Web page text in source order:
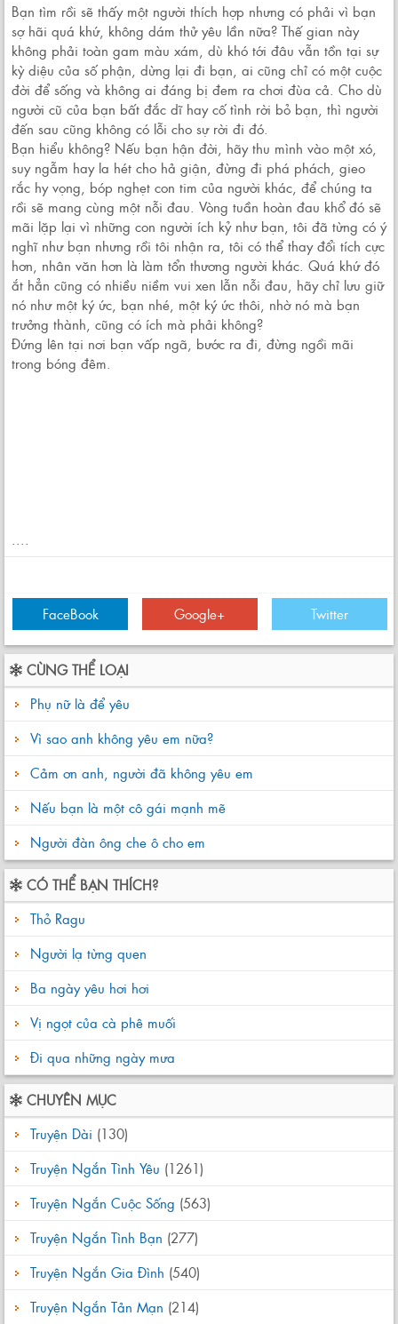
Bạn tìm rồi sẽ thấy một người thích hợp nhưng có phải vì bạn
sợ hãi quá khứ, không dám thử yêu lần nữa? Thế gian này
không phải toàn gam màu xám, dù khó tới đâu vẫn tồn tại sự
kỳ diệu của số phận, dừng lại đi bạn, ai cũng chỉ có một cuộc
đời để sống và không ai đáng bị đem ra chơi đùa cả. Cho dù
người cũ của bạn bất đắc dĩ hay cố tình rời bỏ bạn, thì người
đến sau cũng không có lỗi cho sự rời đi đó.
Bạn hiểu không? Nếu bạn hận đời, hãy thu mình vào một xó,
suy ngẫm hay la hét cho hả giận, đừng đi phá phách, gieo
rắc hy vọng, bóp nghẹt con tim của người khác, để chúng ta
rồi sẽ mang cùng một nỗi đau. Vòng tuần hoàn đau khổ đó sẽ
mãi lặp lại vì những con người ích kỷ như bạn, tôi đã từng có ý
nghĩ như bạn nhưng rồi tôi nhận ra, tôi có thể thay đổi tích cực
hơn, nhân văn hơn là làm tổn thương người khác. Quá khứ đó
ắt hẳn cũng có nhiều niềm vui xen lẫn nỗi đau, hãy chỉ lưu giữ
nó như một ký ức, bạn nhé, một ký ức thôi, nhờ nó mà bạn
trưởng thành, cũng có ích mà phải không?
Đứng lên tại nơi bạn vấp ngã, bước ra đi, đừng ngồi mãi
trong bóng đêm.
....
FaceBook Google+ Twitter
CÙNG THỂ LOẠI
Phụ nữ là để yêu
Vì sao anh không yêu em nữa?
Cảm ơn anh, người đã không yêu em
Nếu bạn là một cô gái mạnh mẽ
Người đàn ông che ô cho em
CÓ THỂ BẠN THÍCH?
Thỏ Ragu
Người lạ từng quen
Ba ngày yêu hơi hơi
Vị ngọt của cà phê muối
Đi qua những ngày mưa
CHUYÊN MỤC
Truyện Dài (130)
Truyện Ngắn Tình Yêu (1261)
Truyện Ngắn Cuộc Sống (563)
Truyện Ngắn Tình Bạn (277)
Truyện Ngắn Gia Đình (540)
Truyện Ngắn Tản Mạn (214)